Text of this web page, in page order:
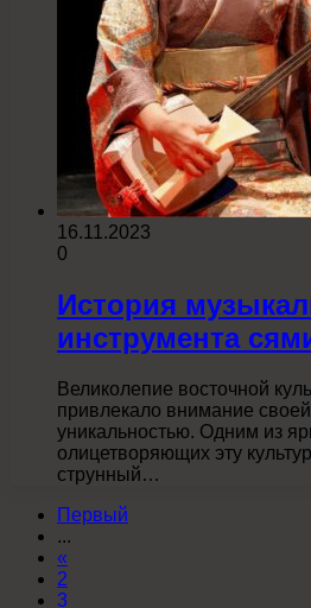
16.11.2023
0
История
инструмента
Великолепие восточной
привлекало внимание
уникальностью. Одним из
олицетворяющих эту
струнный…
Первый
...
«
2
3